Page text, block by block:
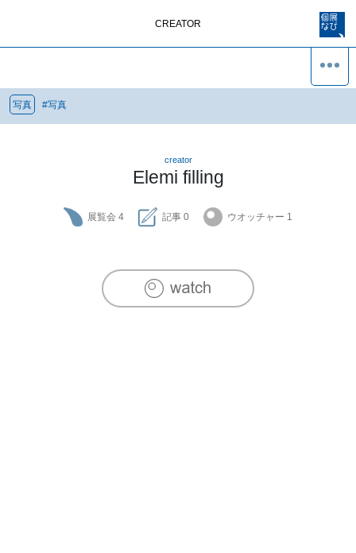
CREATOR
写真 #写真
creator
Elemi filling
展覧会 4 記事 0 ウオッチャー 1